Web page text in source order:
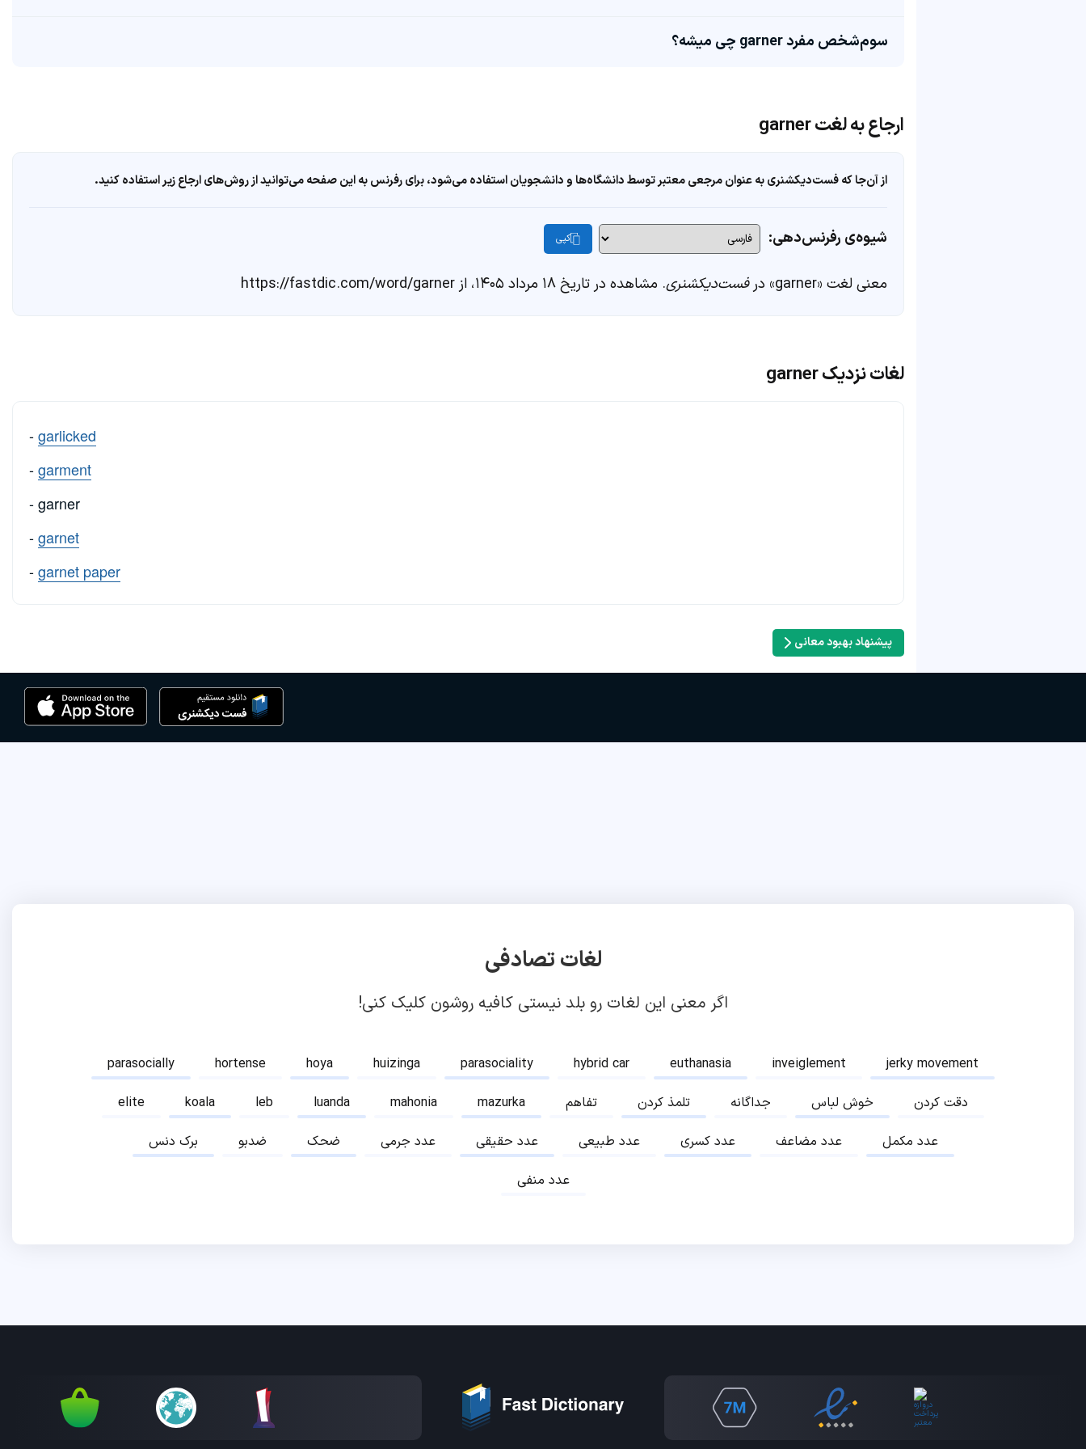
سوم‌شخص مفرد garner چی میشه؟
ارجاع به لغت garner
از آن‌جا که فست‌دیکشنری به عنوان مرجعی معتبر توسط دانشگاه‌ها و دانشجویان استفاده می‌شود، برای رفرنس به این صفحه می‌توانید از روش‌های ارجاع زیر استفاده کنید.
شیوه‌ی رفرنس‌دهی: کپی
معنی لغت «garner» در فست‌دیکشنری. مشاهده در تاریخ ۱۸ مرداد ۱۴۰۵، از https://fastdic.com/word/garner
لغات نزدیک garner
-garlicked
-garment
- garner
-garnet
-garnet paper
پیشنهاد بهبود معانی
لغات تصادفی
اگر معنی این لغات رو بلد نیستی کافیه روشون کلیک کنی!
parasocially hortense hoya huizinga parasociality hybrid car euthanasia inveiglement
jerky movement
elite
koala leb luanda mahonia mazurka تفاهم تلمذ کردن جداگانه خوش لباس
دقت کردن
برک دنس
ضدبو ضحک عدد جرمی عدد حقیقی عدد طبیعی عدد کسری عدد مضاعف
عدد مکمل
عدد منفی